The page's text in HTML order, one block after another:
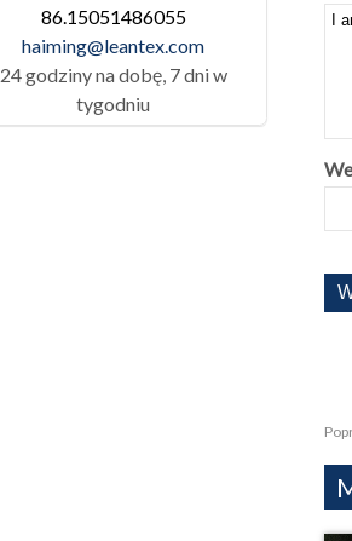
86.15051486055
haiming@leantex.com
24 godziny na dobę, 7 dni w
tygodniu